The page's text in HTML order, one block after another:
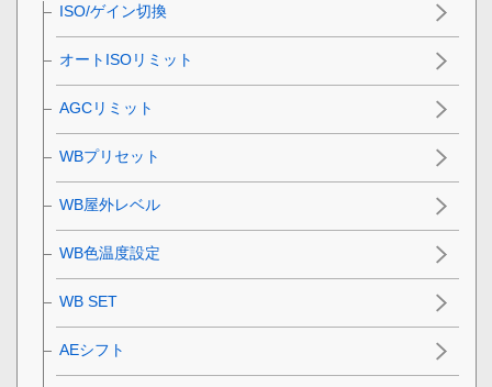
ISO/ゲイン切換
オートISOリミット
AGCリミット
WBプリセット
WB屋外レベル
WB色温度設定
WB SET
AEシフト